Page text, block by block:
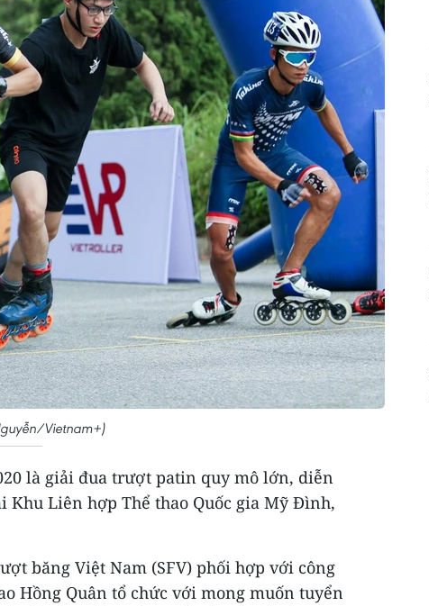
Vietnam+)
là giải đua trượt patin quy mô lớn, diễn
Khu Liên hợp Thể thao Quốc gia Mỹ Đình,
băng Việt Nam (SFV) phối hợp với công
Hồng Quân tổ chức với mong muốn tuyển